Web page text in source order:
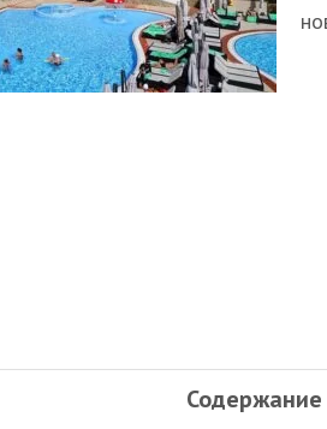
Содержание